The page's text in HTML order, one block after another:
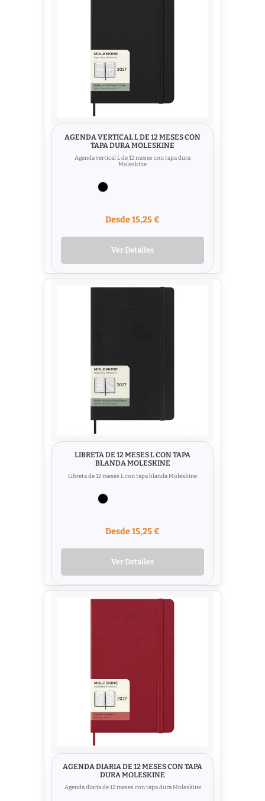
AGENDA VERTICAL L DE 12 MESES CON
TAPA DURA MOLESKINE
Agenda vertical L de 12 meses con tapa dura
Moleskine
Desde 15,25 €
Ver Detalles
LIBRETA DE 12 MESES L CON TAPA
BLANDA MOLESKINE
Libreta de 12 meses L con tapa blanda Moleskine
Desde 15,25 €
Ver Detalles
AGENDA DIARIA DE 12 MESES CON TAPA
DURA MOLESKINE
Agenda diaria de 12 meses con tapa dura Moleskine